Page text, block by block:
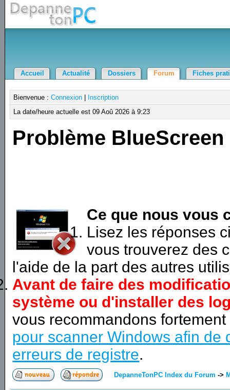
Accueil Actualité Dossiers Forum Fiches
Bienvenue :Connexion
Inscription
La date/heure actuelle est 09 Aoû 2026 à 9:23
Problème BlueScreen
Ce que nous vous
Lisez les réponses
vous trouverez des
l'aide de la part des autres
Avant de faire des
système ou d'installer des
vous recommandons
pour scanner Windows afin de
erreurs de registre.
DepanneTonPC Index du Forum ->